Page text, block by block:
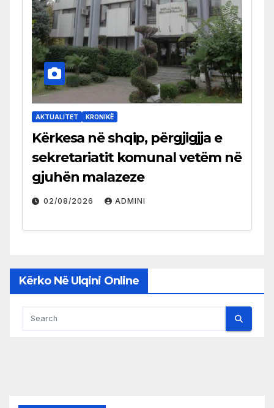
AKTUALITET KRONIKË
Kërkesa në shqip, përgjigjja e
sekretariatit komunal vetëm në
gjuhën malazeze
02/08/2026 ADMINI
Kërko Në Ulqini Online